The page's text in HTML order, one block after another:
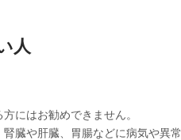
人
にはお勧めできません。
臓や肝臓、胃腸などに病気や異常